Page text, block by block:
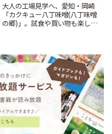
大人の工場見学へ、愛知・岡崎
「カクキュー八丁味噌(八丁味噌
の郷)」。試食や買い物も楽しみ